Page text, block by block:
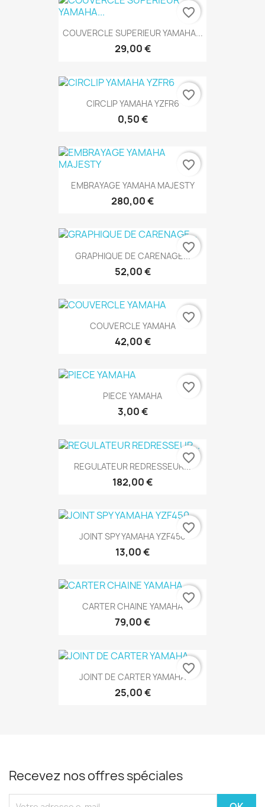
COUVERCLE SUPERIEUR YAMAHA...
29,00 €
favorite_border
CIRCLIP YAMAHA YZFR6
0,50 €
favorite_border
EMBRAYAGE YAMAHA MAJESTY
280,00 €
favorite_border
GRAPHIQUE DE CARENAGE...
52,00 €
favorite_border
COUVERCLE YAMAHA
42,00 €
favorite_border
PIECE YAMAHA
3,00 €
favorite_border
REGULATEUR REDRESSEUR...
182,00 €
favorite_border
JOINT SPY YAMAHA YZF450
13,00 €
favorite_border
CARTER CHAINE YAMAHA
79,00 €
favorite_border
JOINT DE CARTER YAMAHA
25,00 €
favorite_border
Recevez nos offres spéciales